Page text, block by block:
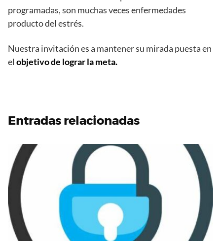
programadas, son muchas veces enfermedades
producto del estrés.
Nuestra invitación es a mantener su mirada puesta en
el objetivo de lograr la meta.
Entradas relacionadas